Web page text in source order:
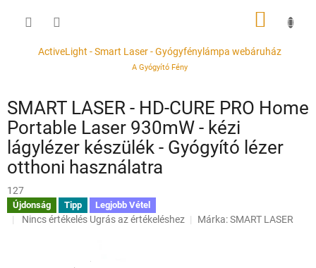
tartalomhozActiveLight - Smart Laser - Gyógyfénylámpa webáruház
A Gyógyító Fény
KOSÁR
SMART LASER - HD-CURE PRO Home
Portable Laser 930mW - kézi
lágylézer készülék - Gyógyító lézer
otthoni használatra
127
Újdonság Tipp Legjobb Vétel
A
Nincs értékelés Ugrás az értékeléshez Márka:SMART LASER